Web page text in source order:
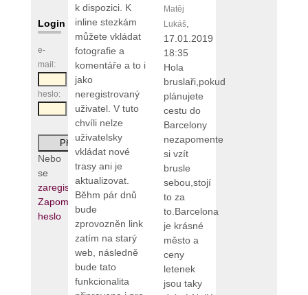
Login
e-
mail:
heslo:
Nebo
se
zaregistrujte
Zapomenuté
heslo
k dispozici. K
inline stezkám
můžete vkládat
fotografie a
komentáře a to i
jako
neregistrovaný
uživatel. V tuto
chvíli nelze
uživatelsky
vkládat nové
trasy ani je
aktualizovat.
Běhm pár dnů
bude
zprovozněn link
zatím na starý
web, následně
bude tato
funkcionalita
Matěj
Lukáš,
17.01.2019
18:35
Hola
bruslaři,pokud
plánujete
cestu do
Barcelony
nezapomente
si vzít
brusle
sebou,stojí
to za
to.Barcelona
je krásné
město a
ceny
letenek
jsou taky